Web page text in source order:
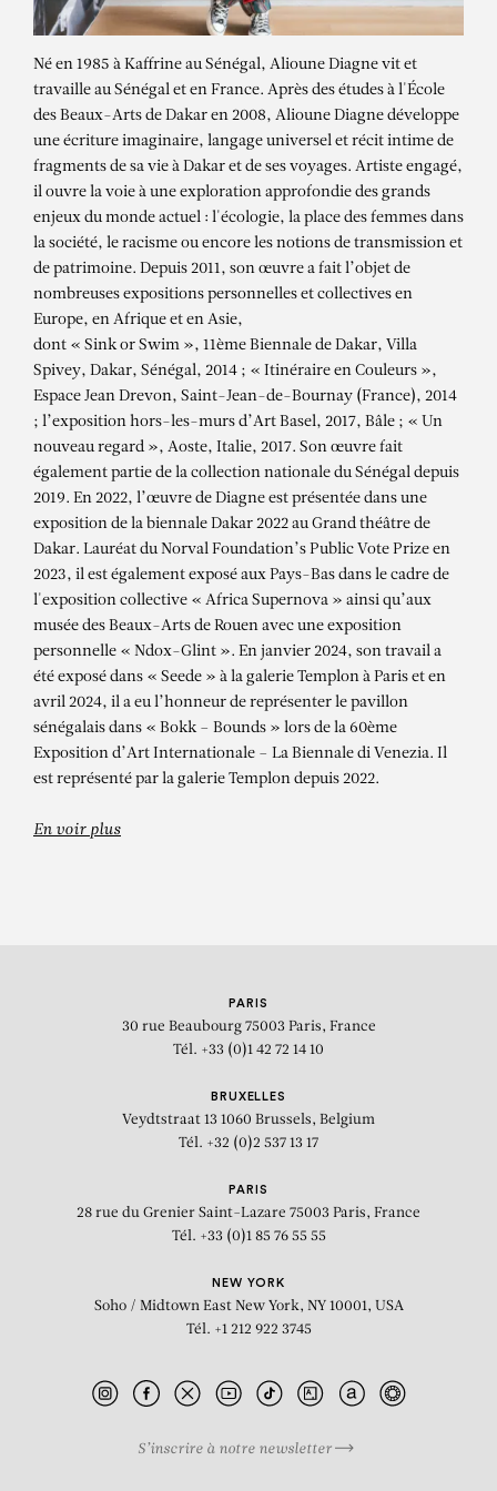
ALIOUNE DIAGNE
Rescapé, 2023
Né en 1985 à Kaffrine au Sénégal, Alioune Diagne vit et
travaille au Sénégal et en France. Après des études à l'École
des Beaux-Arts de Dakar en 2008, Alioune Diagne développe
une écriture imaginaire, langage universel et récit intime de
fragments de sa vie à Dakar et de ses voyages. Artiste engagé,
il ouvre la voie à une exploration approfondie des grands
enjeux du monde actuel : l'écologie, la place des femmes dans
la société, le racisme ou encore les notions de transmission et
de patrimoine. Depuis 2011, son œuvre a fait l’objet de
nombreuses expositions personnelles et collectives en
Europe, en Afrique et en Asie,
dont « Sink or Swim », 11ème Biennale de Dakar, Villa
Spivey, Dakar, Sénégal, 2014 ; « Itinéraire en Couleurs »,
Espace Jean Drevon, Saint-Jean-de-Bournay (France), 2014
; l’exposition hors-les-murs d’Art Basel, 2017, Bâle ; « Un
nouveau regard », Aoste, Italie, 2017. Son œuvre fait
également partie de la collection nationale du Sénégal depuis
2019. En 2022, l’œuvre de Diagne est présentée dans une
exposition de la biennale Dakar 2022 au Grand théâtre de
Dakar. Lauréat du Norval Foundation’s Public Vote Prize en
2023, il est également exposé aux Pays-Bas dans le cadre de
l'exposition collective « Africa Supernova » ainsi qu’aux
musée des Beaux-Arts de Rouen avec une exposition
personnelle « Ndox-Glint ». En janvier 2024, son travail a
été exposé dans « Seede » à la galerie Templon à Paris et en
avril 2024, il a eu l’honneur de représenter le pavillon
sénégalais dans « Bokk – Bounds » lors de la 60ème
Exposition d’Art Internationale – La Biennale di Venezia. Il
est représenté par la galerie Templon depuis 2022.
En voir plus
PARIS
30 rue Beaubourg 75003 Paris, France
Tél. +33 (0)1 42 72 14 10
BRUXELLES
Veydtstraat 13 1060 Brussels, Belgium
Tél. +32 (0)2 537 13 17
PARIS
28 rue du Grenier Saint-Lazare 75003 Paris, France
Tél. +33 (0)1 85 76 55 55
NEW YORK
Soho / Midtown East New York, NY 10001, USA
Tél. +1 212 922 3745
S’inscrire à notre newsletter